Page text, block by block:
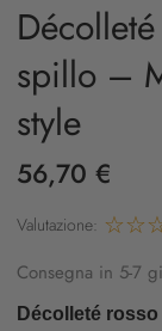
spillo –
style
56,70 €
Valutazione:
Consegna in 5-7
Décolleté